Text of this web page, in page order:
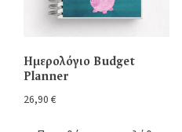
Ημερολόγιο Budget
Planner
26,90 €